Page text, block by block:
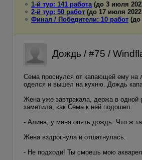
1-й тур: 141 работа(до 3 июля
2-й тур: 50 работ (до 17 июля 2022
Финал / Победители: 10 работ (до
Дождь / #75 /
Сема проснулся от капающей ему на
оделся и вышел на кухню. Дождь
Жена уже завтракала, держа в одной
заметила, как Сема к ней подошел.
- Алина, у меня опять дождь. Что ж
Жена вздрогнула и отшатнулась.
- Не подходи! Ты смоешь мою